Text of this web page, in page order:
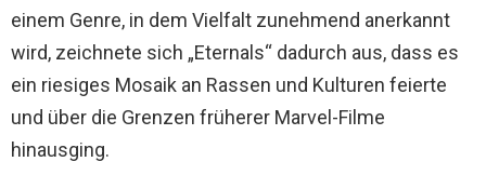
einem Genre, in dem Vielfalt zunehmend anerkannt
wird, zeichnete sich „Eternals“ dadurch aus, dass es
ein riesiges Mosaik an Rassen und Kulturen feierte
und über die Grenzen früherer Marvel-Filme
hinausging.